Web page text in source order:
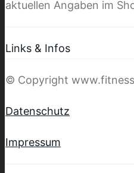
aktuellen Angaben im
Links & Infos
© Copyright
Datenschutz
Impressum